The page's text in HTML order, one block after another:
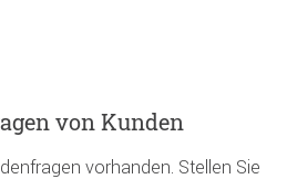
von Kunden
vorhanden. Stellen Sie